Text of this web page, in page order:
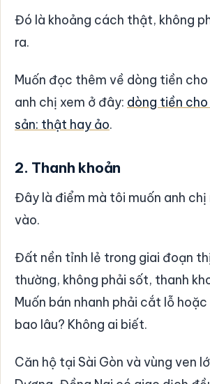
Đó là khoảng cách thật, không
ra.
Muốn đọc thêm về dòng tiền
anh chị xem ở đây: dòng tiền
sản: thật hay ảo.
2. Thanh khoản
Đây là điểm mà tôi muốn anh chị
vào.
Đất nền tỉnh lẻ trong giai đoạn
thường, không phải sốt, thanh
Muốn bán nhanh phải cắt lỗ
bao lâu? Không ai biết.
Căn hộ tại Sài Gòn và vùng ven